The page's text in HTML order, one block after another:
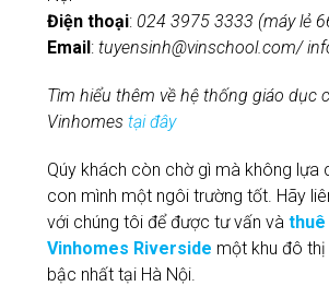
Điện thoại: 024 3975 3333 (máy lẻ
Email: tuyensinh@vinschool.com/
Tìm hiểu thêm về hệ thống giáo dục
Vinhomes tại đây
Qúy khách còn chờ gì mà không lựa
con mình một ngôi trường tốt. Hãy
với chúng tôi để được tư vấn và
Vinhomes Riverside một khu đô
bậc nhất tại Hà Nội.